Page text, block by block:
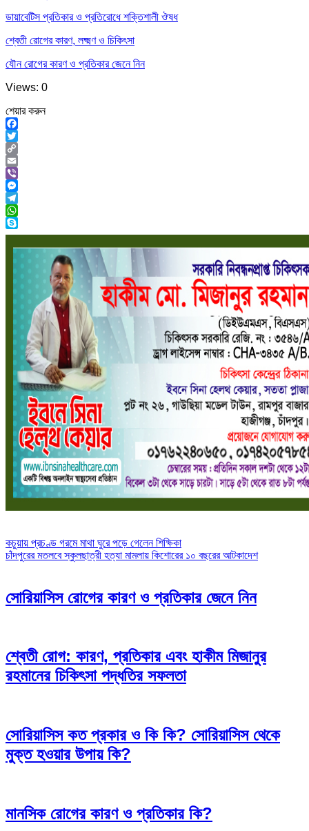
ডায়াবেটিস প্রতিকার ও প্রতিরোধে শক্তিশালী ঔষধ
শ্বেতী রোগের কারণ, লক্ষ্মণ ও চিকিৎসা
যৌন রোগের কারণ ও প্রতিকার জেনে নিন
Views: 0
শেয়ার করুন
Facebook
Twitter
Copy
Link
Email
Viber
Messenger
Telegram
WhatsApp
Skype
Post
navigation
কচুয়ায় প্রচণ্ড গরমে মাথা ঘুরে পড়ে গেলেন শিক্ষিকা
চাঁদপুরের মতলবে স্কুলছাত্রী হত্যা মামলায় কিশোরের ১০ বছরের আটকাদেশ
সোরিয়াসিস রোগের কারণ ও প্রতিকার জেনে নিন
শ্বেতী রোগ: কারণ, প্রতিকার এবং হাকীম মিজানুর
রহমানের চিকিৎসা পদ্ধতির সফলতা
সোরিয়াসিস কত প্রকার ও কি কি? সোরিয়াসিস থেকে
মুক্ত হওয়ার উপায় কি?
মানসিক রোগের কারণ ও প্রতিকার কি?